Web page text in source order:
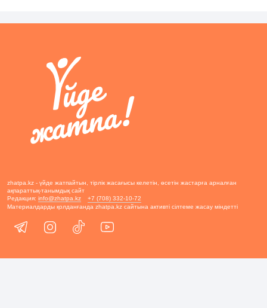
zhatpa.kz - үйде жатпайтын, тірлік жасағысы келетін, өсетін жастарға арналған
ақпараттық-танымдық сайт
Редакция: info@zhatpa.kz
+7 (708) 332-10-72
Материалдарды қолданғанда zhatpa.kz сайтына активті сілтеме жасау міндетті